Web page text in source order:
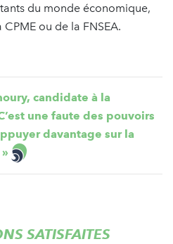
du monde économique,
ou de la FNSEA.
candidate à la
une faute des pouvoirs
davantage sur la
SATISFAITES